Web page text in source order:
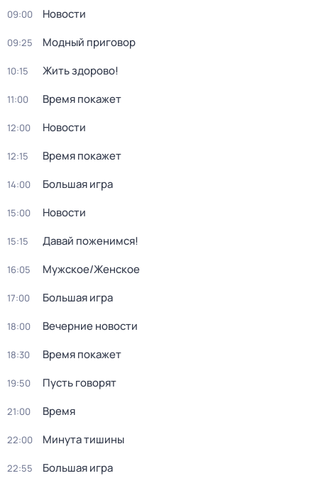
09:00 Новости
09:25 Модный приговор
10:15 Жить здорово!
11:00 Время покажет
12:00 Новости
12:15 Время покажет
14:00 Большая игра
15:00 Новости
15:15 Давай поженимся!
16:05 Мужское/Женское
17:00 Большая игра
18:00 Вечерние новости
18:30 Время покажет
19:50 Пусть говорят
21:00 Время
22:00 Минута тишины
22:55 Большая игра